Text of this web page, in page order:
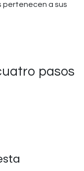
pertenecen a sus
pasos